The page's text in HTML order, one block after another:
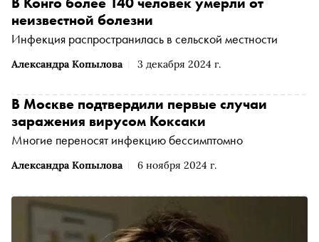
Александра Копылова 3 декабря 2024 г.
неизвестной болезни
Инфекция распространилась в сельской местности
Александра Копылова 6 ноября 2024 г.
В Москве подтвердили первые случаи
заражения вирусом Коксаки
Многие переносят инфекцию бессимптомно